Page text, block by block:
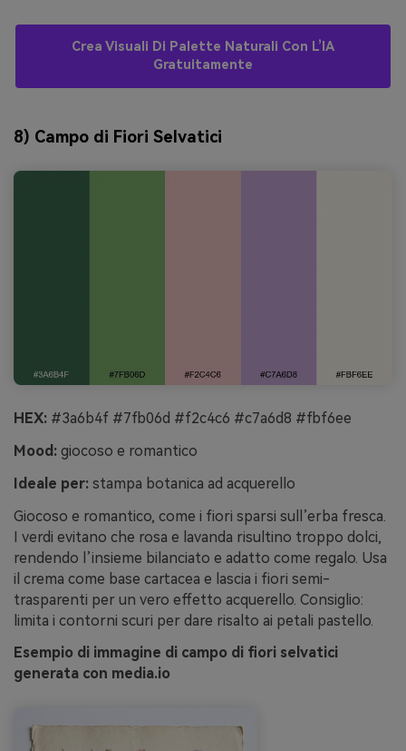
Crea Visuali Di Palette Naturali Con L’IA
Gratuitamente
8) Campo di Fiori Selvatici
HEX: #3a6b4f #7fb06d #f2c4c6 #c7a6d8 #fbf6ee
Mood: giocoso e romantico
Ideale per: stampa botanica ad acquerello
Giocoso e romantico, come i fiori sparsi sull’erba fresca.
I verdi evitano che rosa e lavanda risultino troppo dolci,
rendendo l’insieme bilanciato e adatto come regalo. Usa
il crema come base cartacea e lascia i fiori semi-
trasparenti per un vero effetto acquerello. Consiglio:
limita i contorni scuri per dare risalto ai petali pastello.
Esempio di immagine di campo di fiori selvatici
generata con media.io